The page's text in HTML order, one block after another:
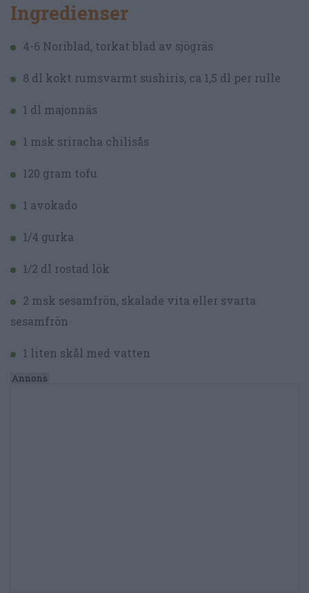
Ingredienser
4-6 Noriblad, torkat blad av sjögräs
8 dl kokt rumsvarmt sushiris, ca 1,5 dl per rulle
1 dl majonnäs
1 msk sriracha chilisås
120 gram tofu
1 avokado
1/4 gurka
1/2 dl rostad lök
2 msk sesamfrön, skalade vita eller svarta
sesamfrön
1 liten skål med vatten